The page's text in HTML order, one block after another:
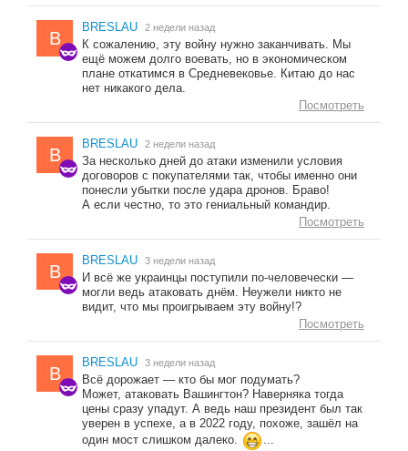
B
BRESLAU 2 недели назад
К сожалению, эту войну нужно заканчивать. Мы
ещё можем долго воевать, но в экономическом
плане откатимся в Средневековье. Китаю до нас
нет никакого дела.
Посмотреть
B
BRESLAU 2 недели назад
За несколько дней до атаки изменили условия
договоров с покупателями так, чтобы именно они
понесли убытки после удара дронов. Браво!
А если честно, то это гениальный командир.
Посмотреть
B
BRESLAU 3 недели назад
И всё же украинцы поступили по-человечески —
могли ведь атаковать днём. Неужели никто не
видит, что мы проигрываем эту войну!?
Посмотреть
B
BRESLAU 3 недели назад
Всё дорожает — кто бы мог подумать?
Может, атаковать Вашингтон? Наверняка тогда
цены сразу упадут. А ведь наш президент был так
уверен в успехе, а в 2022 году, похоже, зашёл на
один мост слишком далеко.
...